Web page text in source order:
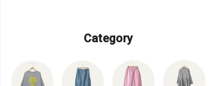
Category